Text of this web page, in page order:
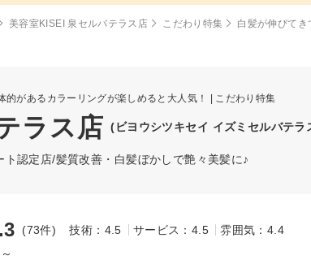
美容室KISEI 泉セルバテラス店 こだわり特集
白髪が伸びてき
があるカラーリングが楽しめると大人気！ | こだわり特集
ラス店 (ビヨウシツキセイ イズミセルバテラ
認定店/髪質改善・白髪ぼかしで艶々美髪に♪
(73件) 技術：4.5 サービス：4.5
雰囲気：4.4